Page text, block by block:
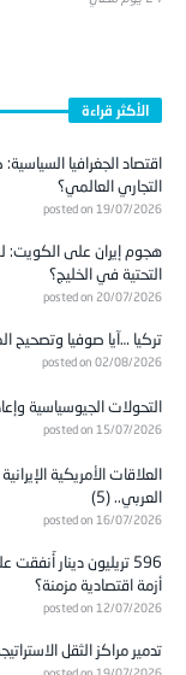
التجاري العالمي؟
posted on 19/07/2026
التحتية في الخليج؟
posted on 20/07/2026
posted on 02/08/2026
posted on 15/07/2026
العربي.. (5)
posted on 16/07/2026
أزمة اقتصادية مزمنة؟
posted on 12/07/2026
posted on 19/07/2026